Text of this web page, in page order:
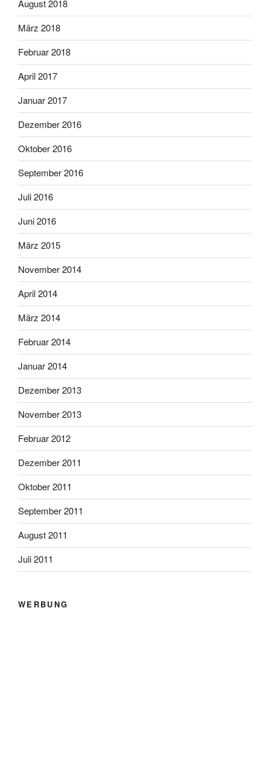
August 2018
März 2018
Februar 2018
April 2017
Januar 2017
Dezember 2016
Oktober 2016
September 2016
Juli 2016
Juni 2016
März 2015
November 2014
April 2014
März 2014
Februar 2014
Januar 2014
Dezember 2013
November 2013
Februar 2012
Dezember 2011
Oktober 2011
September 2011
August 2011
Juli 2011
WERBUNG